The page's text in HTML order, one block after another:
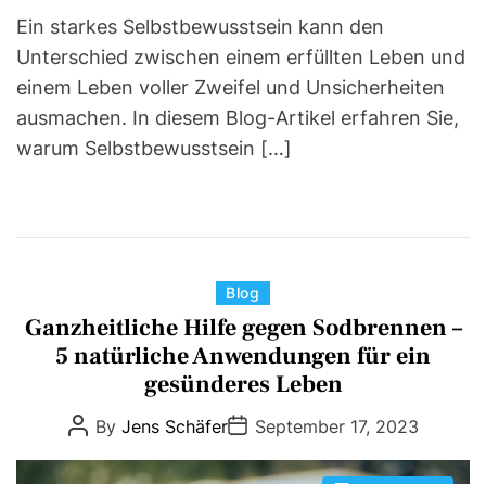
Ein starkes Selbstbewusstsein kann den
Unterschied zwischen einem erfüllten Leben und
einem Leben voller Zweifel und Unsicherheiten
ausmachen. In diesem Blog-Artikel erfahren Sie,
warum Selbstbewusstsein […]
C
a
t
e
o
r
Blog
Ganzheitliche Hilfe gegen Sodbrennen –
5 natürliche Anwendungen für ein
gesünderes Leben
P
o
s
By Jens SchäferP
o
s
t
September 17, 2023